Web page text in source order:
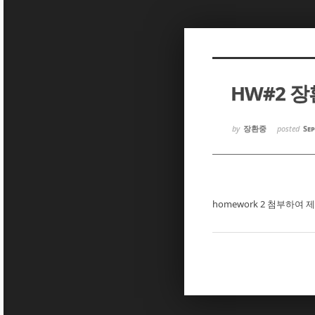
HW#2 장
by 장환중 posted
homework 2 첨부하여
Sketchbook5, 스케치북5
Sketchbook5, 스케치북5
Sketchbook5, 스케치북5
Sketchbook5, 스케치북5